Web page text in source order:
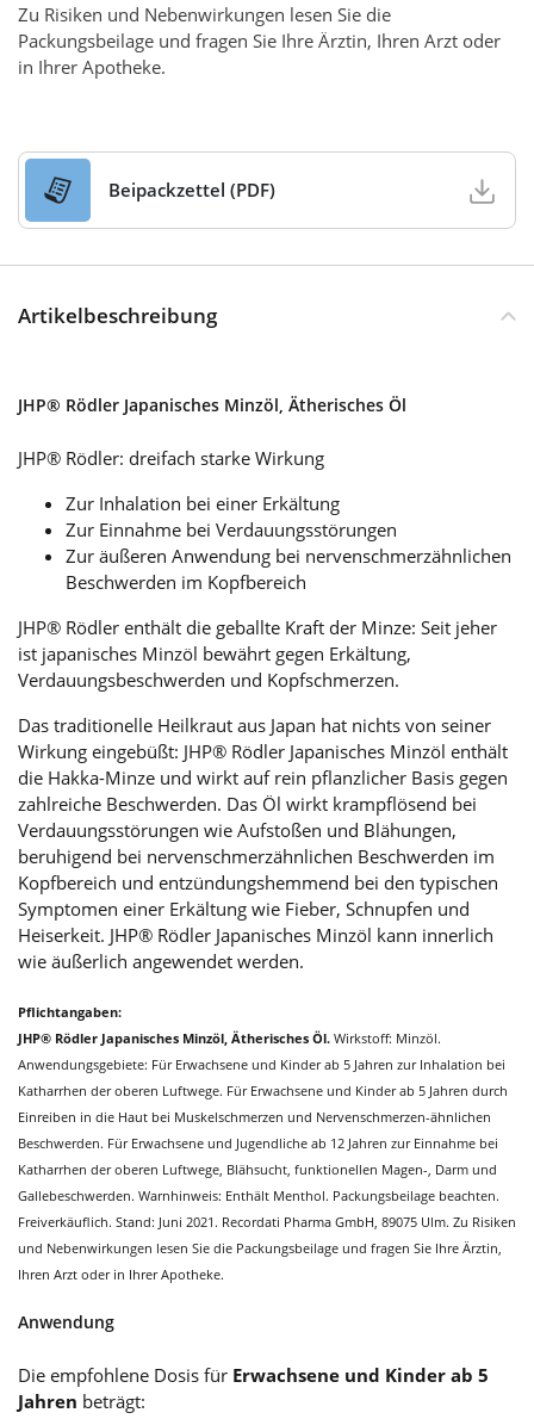
Zu Risiken und Nebenwirkungen lesen Sie die
Packungsbeilage und fragen Sie Ihre Ärztin, Ihren Arzt oder
in Ihrer Apotheke.
Beipackzettel (PDF)
Artikelbeschreibung
JHP® Rödler Japanisches Minzöl, Ätherisches Öl
JHP® Rödler: dreifach starke Wirkung
Zur Inhalation bei einer Erkältung
Zur Einnahme bei Verdauungsstörungen
Zur äußeren Anwendung bei nervenschmerzähnlichen
Beschwerden im Kopfbereich
JHP® Rödler enthält die geballte Kraft der Minze: Seit jeher
ist japanisches Minzöl bewährt gegen Erkältung,
Verdauungsbeschwerden und Kopfschmerzen.
Das traditionelle Heilkraut aus Japan hat nichts von seiner
Wirkung eingebüßt: JHP® Rödler Japanisches Minzöl enthält
die Hakka-Minze und wirkt auf rein pflanzlicher Basis gegen
zahlreiche Beschwerden. Das Öl wirkt krampflösend bei
Verdauungsstörungen wie Aufstoßen und Blähungen,
beruhigend bei nervenschmerzähnlichen Beschwerden im
Kopfbereich und entzündungshemmend bei den typischen
Symptomen einer Erkältung wie Fieber, Schnupfen und
Heiserkeit. JHP® Rödler Japanisches Minzöl kann innerlich
wie äußerlich angewendet werden.
Pflichtangaben:
JHP® Rödler Japanisches Minzöl, Ätherisches Öl. Wirkstoff: Minzöl.
Anwendungsgebiete: Für Erwachsene und Kinder ab 5 Jahren zur Inhalation bei
Katharrhen der oberen Luftwege. Für Erwachsene und Kinder ab 5 Jahren durch
Einreiben in die Haut bei Muskelschmerzen und Nervenschmerzen-ähnlichen
Beschwerden. Für Erwachsene und Jugendliche ab 12 Jahren zur Einnahme bei
Katharrhen der oberen Luftwege, Blähsucht, funktionellen Magen-, Darm und
Gallebeschwerden. Warnhinweis: Enthält Menthol. Packungsbeilage beachten.
Freiverkäuflich. Stand: Juni 2021. Recordati Pharma GmbH, 89075 Ulm. Zu Risiken
und Nebenwirkungen lesen Sie die Packungsbeilage und fragen Sie Ihre Ärztin,
Ihren Arzt oder in Ihrer Apotheke.
Anwendung
Die empfohlene Dosis für Erwachsene und Kinder ab 5
Jahren beträgt: